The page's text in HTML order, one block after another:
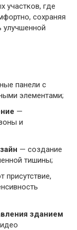
участков, где
сохраняя
улучшенной
панели с
элементами;
—
и
— создание
тишины;
присутствие,
зданием